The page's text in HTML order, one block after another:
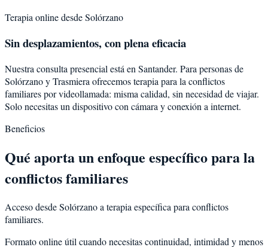
Terapia online desdeSolórzano
Sin desplazamientos, con plena eficacia
Nuestra consulta presencial está en Santander. Para personas de
SolórzanoyTrasmiera ofrecemos terapia para la conflictos
familiarespor videollamada: misma calidad, sin necesidad de viajar.
Solo necesitas un dispositivo con cámara y conexión a internet.
Beneficios
Qué aporta un enfoque específico para la
conflictos familiares
Acceso desde Solórzano a terapia específica para conflictos
familiares.
Formato online útil cuando necesitas continuidad, intimidad y menos